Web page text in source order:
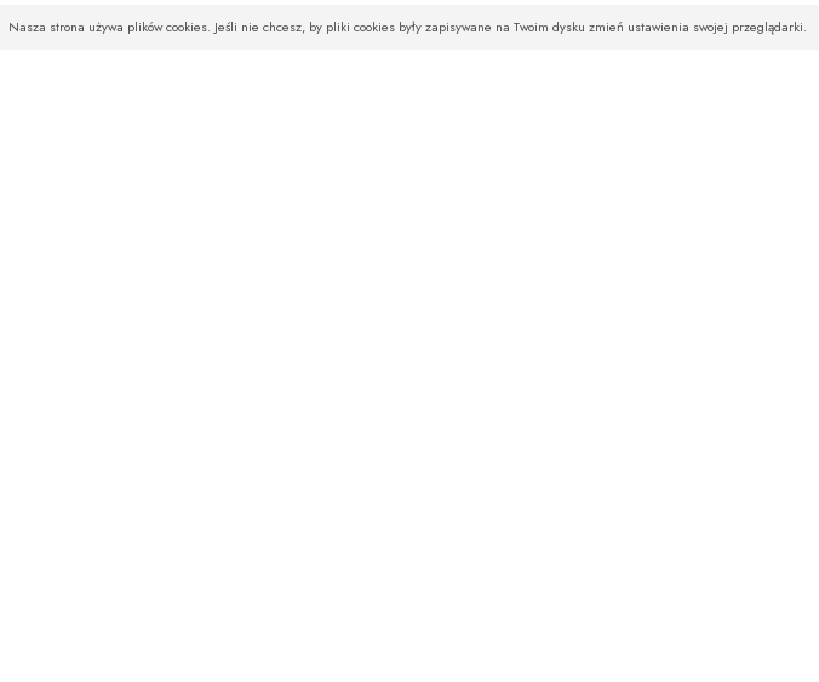
Nasza strona używa plików cookies. Jeśli nie chcesz, by pliki cookies były zapisywane na Twoim dysku zmień ustawienia swojej przeglądarki.